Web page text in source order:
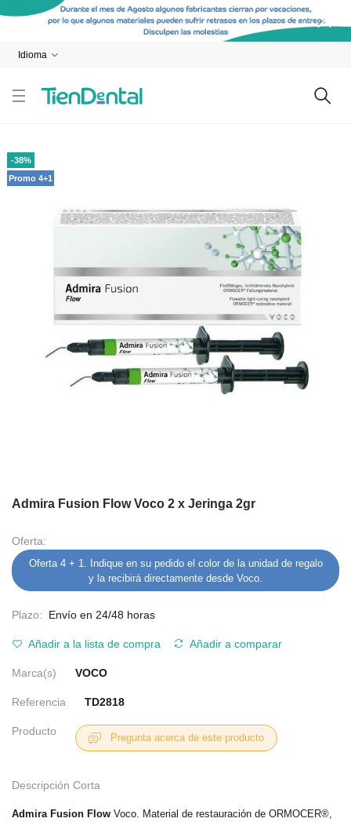
Idioma
-38%
Promo 4+1
Admira Fusion Flow Voco 2 x Jeringa 2gr
Oferta:
Oferta 4 + 1. Indique en su pedido el color de la unidad de regalo
y la recibirá directamente desde Voco.
Plazo: Envío en 24/48 horas
Añadir a la lista de compra Añadir a comparar
Marca(s) VOCO
Referencia TD2818
Producto
Pregunta acerca de este producto
Descripción Corta
Admira Fusion Flow Voco. Material de restauración de ORMOCER®,